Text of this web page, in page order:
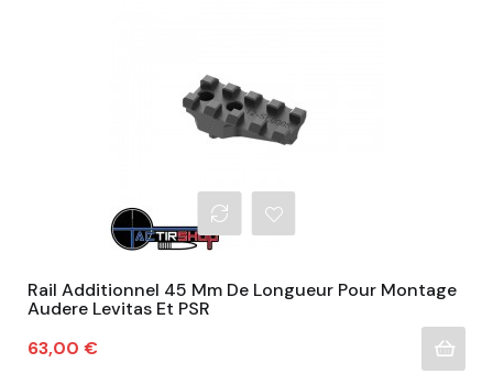
Rail Additionnel 45 Mm De Longueur Pour Montage
Audere Levitas Et PSR
Prix
63,00 €